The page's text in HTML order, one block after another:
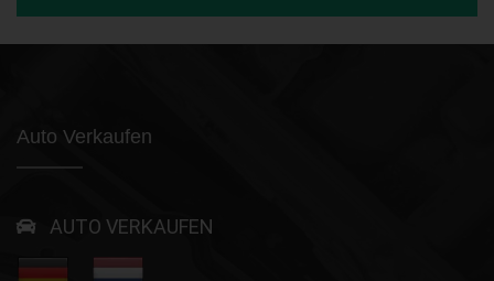
Auto Verkaufen
AUTO VERKAUFEN